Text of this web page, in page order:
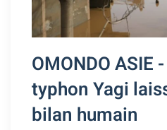
OMONDO ASIE
typhon Yagi
bilan humain